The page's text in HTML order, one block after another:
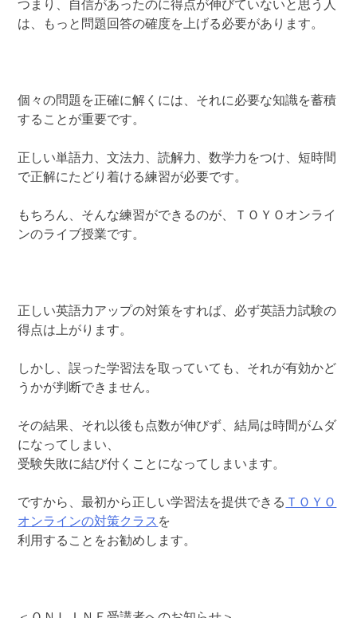
つまり、自信があったのに得点が伸びていないと思う人
は、もっと問題回答の確度を上げる必要があります。
個々の問題を正確に解くには、それに必要な知識を蓄積
することが重要です。
正しい単語力、文法力、読解力、数学力をつけ、短時間
で正解にたどり着ける練習が必要です。
もちろん、そんな練習ができるのが、ＴＯＹＯオンライ
ンのライブ授業です。
正しい英語力アップの対策をすれば、必ず英語力試験の
得点は上がります。
しかし、誤った学習法を取っていても、それが有効かど
うかが判断できません。
その結果、それ以後も点数が伸びず、結局は時間がムダ
になってしまい、
受験失敗に結び付くことになってしまいます。
ですから、最初から正しい学習法を提供できる ＴＯＹＯ
オンラインの対策クラス を
利用することをお勧めします。